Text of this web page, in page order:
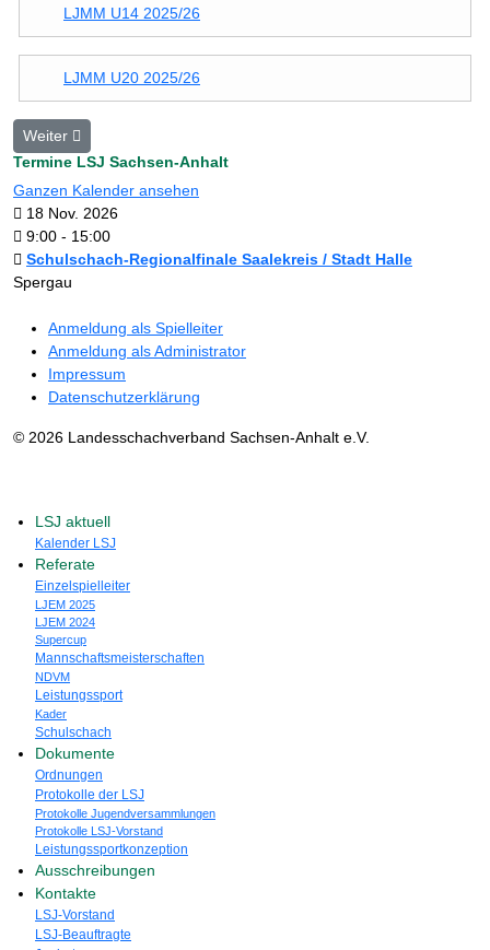
LJMM U14 2025/26
LJMM U20 2025/26
Nächster Beitrag: U8 Sichtungsmaßnahme - 01.02.2026
Weiter
Termine LSJ Sachsen-Anhalt
Ganzen Kalender ansehen
18 Nov. 2026
9:00 - 15:00
Schulschach-Regionalfinale Saalekreis / Stadt Halle
Spergau
Anmeldung als Spielleiter
Anmeldung als Administrator
Impressum
Datenschutzerklärung
© 2026 Landesschachverband Sachsen-Anhalt e.V.
LSJ aktuell
Kalender LSJ
Referate
Einzelspielleiter
LJEM 2025
LJEM 2024
Supercup
Mannschaftsmeisterschaften
NDVM
Leistungssport
Kader
Schulschach
Dokumente
Ordnungen
Protokolle der LSJ
Protokolle Jugendversammlungen
Protokolle LSJ-Vorstand
Leistungssportkonzeption
Ausschreibungen
Kontakte
LSJ-Vorstand
LSJ-Beauftragte